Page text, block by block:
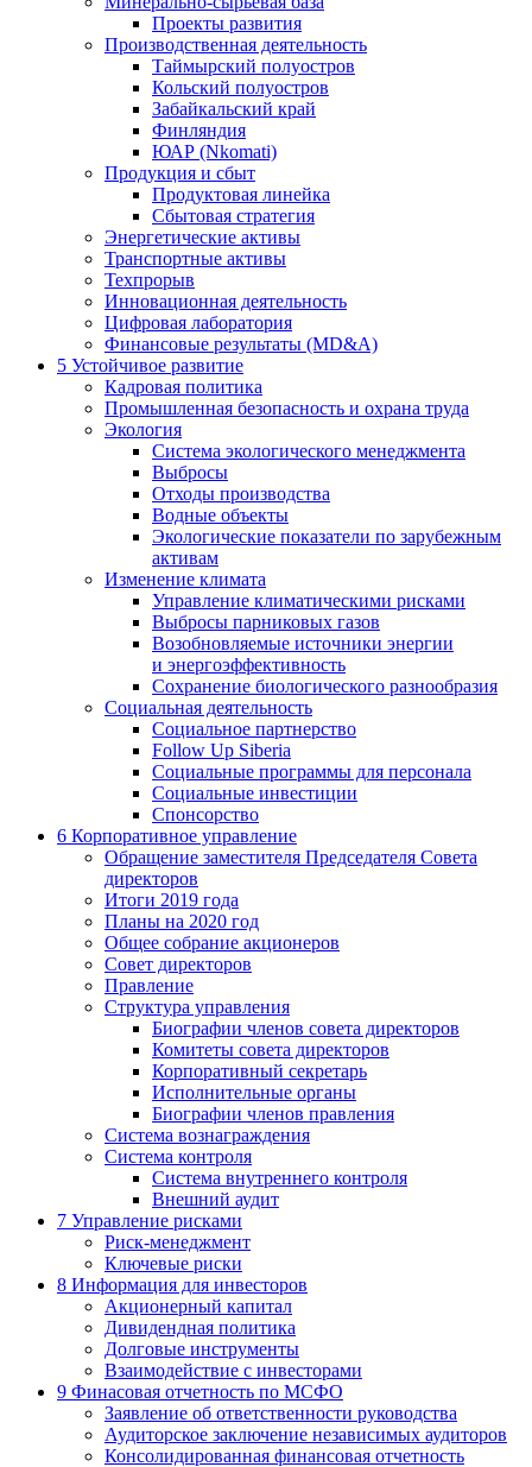
Проекты развития
Производственная деятельность
Таймырский полуостров
Кольский полуостров
Забайкальский край
Финляндия
ЮАР (Nkomati)
Продукция и сбыт
Продуктовая линейка
Сбытовая стратегия
Энергетические активы
Транспортные активы
Техпрорыв
Инновационная деятельность
Цифровая лаборатория
Финансовые результаты (MD&A)
5 Устойчивое развитие
Кадровая политика
Промышленная безопасность и охрана труда
Экология
Система экологического менеджмента
Выбросы
Отходы производства
Водные объекты
Экологические показатели по зарубежным
активам
Изменение климата
Управление климатическими рисками
Выбросы парниковых газов
Возобновляемые источники энергии
и энергоэффективность
Сохранение биологического разнообразия
Социальная деятельность
Социальное партнерство
Follow Up Siberia
Социальные программы для персонала
Социальные инвестиции
Спонсорство
6 Корпоративное управление
Обращение заместителя Председателя Совета
директоров
Итоги 2019 года
Планы на 2020 год
Общее собрание акционеров
Совет директоров
Правление
Структура управления
Биографии членов совета директоров
Комитеты совета директоров
Корпоративный секретарь
Исполнительные органы
Биографии членов правления
Система вознаграждения
Система контроля
Система внутреннего контроля
Внешний аудит
7 Управление рисками
Риск-менеджмент
Ключевые риски
8 Информация для инвесторов
Акционерный капитал
Дивидендная политика
Долговые инструменты
Взаимодействие с инвеcторами
9 Финасовая отчетность по МСФО
Заявление об ответственности руководства
Аудиторское заключение независимых аудиторов
Консолидированная финансовая отчетность